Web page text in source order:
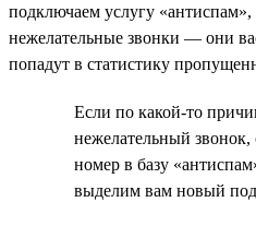
подключаем услугу «антиспам»,
нежелательные звонки — они
попадут в статистику
Если по какой-то
нежелательный
номер в базу
выделим вам новый